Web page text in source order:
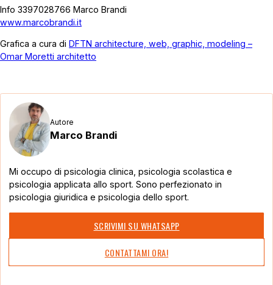
Info 3397028766 Marco Brandi
www.marcobrandi.it
Grafica a cura di DFTN architecture, web, graphic, modeling –
Omar Moretti architetto
Autore
Marco Brandi
Mi occupo di psicologia clinica, psicologia scolastica e
psicologia applicata allo sport. Sono perfezionato in
psicologia giuridica e psicologia dello sport.
SCRIVIMI SU WHATSAPP
CONTATTAMI ORA!